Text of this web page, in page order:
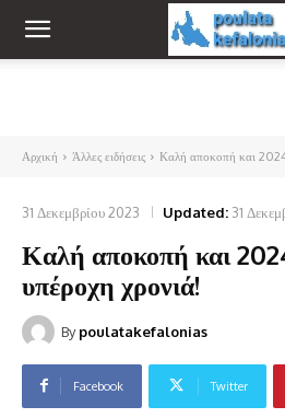
Αρχική Άλλες ειδήσεις Καλή αποκοπή και 2024
31 Δεκεμβρίου 2023 Updated: 31
Καλή αποκοπή και
υπέροχη χρονιά!
By poulatakefalonias
Facebook Twitter